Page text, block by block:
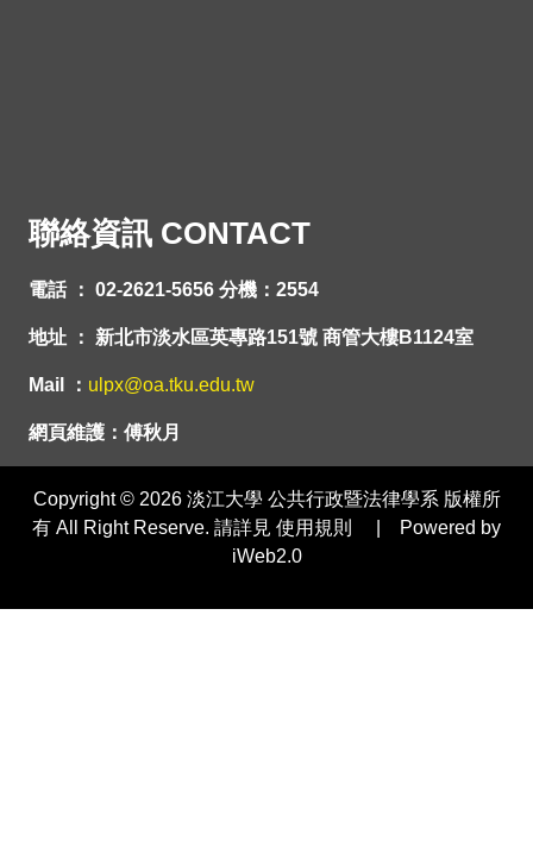
聯絡資訊 CONTACT
電話 ： 02-2621-5656 分機：2554
地址 ： 新北市淡水區英專路151號 商管大樓B1124室
Mail ： ulpx@oa.tku.edu.tw
網頁維護：傅秋月
Copyright © 2026 淡江大學 公共行政暨法律學系 版權所
有 All Right Reserve. 請詳見 使用規則 | Powered by
iWeb2.0